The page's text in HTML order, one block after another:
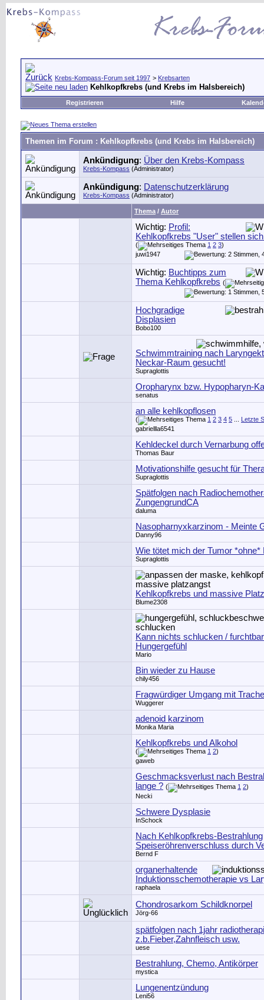
Krebs-Kompass-Forum seit 1997 > Krebsarten
Kehlkopfkrebs (und Krebs im Halsbereich)
Registrieren Hilfe
Themen im Forum : Kehlkopfkrebs (und Krebs im Halsbereich)
Ankündigung: Über den Krebs-Kompass
Krebs-Kompass (Administrator)
Ankündigung: Datenschutzerklärung
Krebs-Kompass (Administrator)
Thema / Autor
Wichtig: Profil:
Kehlkopfkrebs "User" stellen
( 1 2 3)
juwi1947
Wichtig: Buchtipps zum
Thema Kehlkopfkrebs (
Hochgradige
Displasien
Bobo100
Schwimmtraining nach
Neckar-Raum gesucht!
Supraglottis
Oropharynx bzw. Hypopharyn-
senatus
an alle kehlkopflosen
( 1 2 3 4 5
Letzte
gabriellla6541
Kehldeckel durch Vernarbung
Thomas Baur
Motivationshilfe gesucht für
Supraglottis
Spätfolgen nach
ZungengrundCA
daluma
Nasopharnyxkarzinom - Meinte
Danny96
Wie tötet mich der Tumor *ohne*
Supraglottis
Kehlkopfkrebs und massive
Blume2308
Kann nichts schlucken /
Hungergefühl
Mario
Bin wieder zu Hause
chily456
Fragwürdiger Umgang mit
Wuggerer
adenoid karzinom
Monika Maria
Kehlkopfkrebs und Alkohol
( 1 2)
gaweb
Geschmacksverlust nach
lange ? ( 1 2)
Necki
Schwere Dysplasie
InSchock
Nach Kehlkopfkrebs-Bestrahlung
Speiseröhrenverschluss durch
Bernd F
organerhaltende
Induktionsschemotherapie vs
raphaela
Chondrosarkom Schildknorpel
Jörg-66
spätfolgen nach 1jahr
z.b.Fieber,Zahnfleisch usw.
uese
Bestrahlung, Chemo, Antikörper
mystica
Lungenentzündung
Leni56